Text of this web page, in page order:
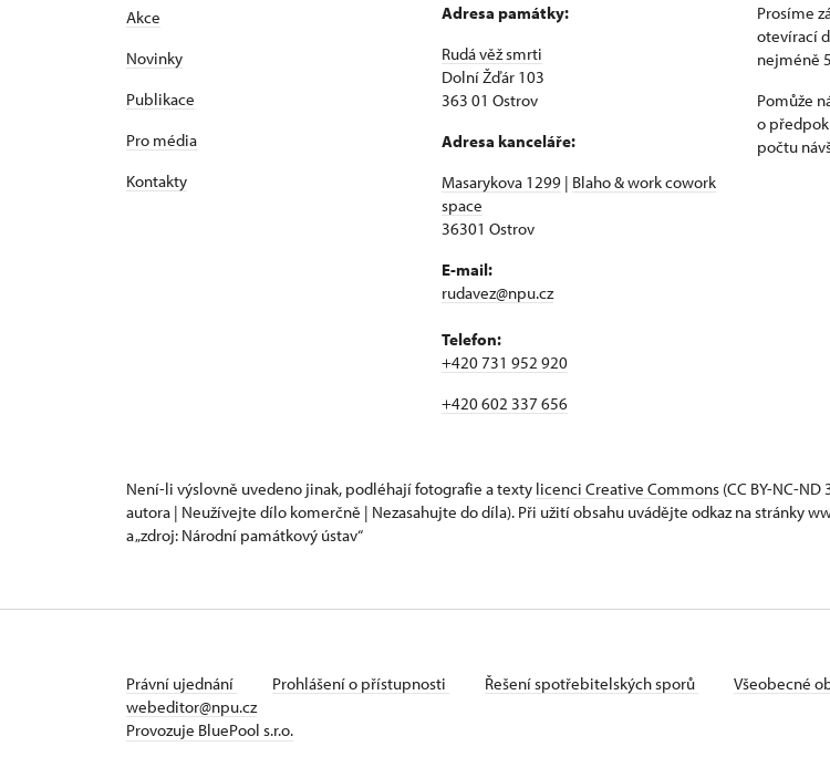
Akce
Novinky
Publikace
Pro média
Kontakty
Adresa památky:
Rudá věž smrti
Dolní Žďár 103
363 01 Ostrov
Adresa kanceláře:
Masarykova 1299 | Blaho & work cowork
space
36301 Ostrov
E-mail:
rudavez@npu.cz
Telefon:
+420 731 952 920
+420 602 337 656
Prosíme
otevírací
nejméně
Pomůže
o
počtu
Není-li výslovně uvedeno jinak, podléhají fotografie a texty licenci Creative Commons (CC BY-NC-ND
autora | Neužívejte dílo komerčně | Nezasahujte do díla). Při užití obsahu uvádějte odkaz na stránky
a „zdroj: Národní památkový ústav“
Právní ujednání Prohlášení o přístupnosti Řešení spotřebitelských sporů Všeobecné
webeditor@npu.cz
Provozuje BluePool s.r.o.